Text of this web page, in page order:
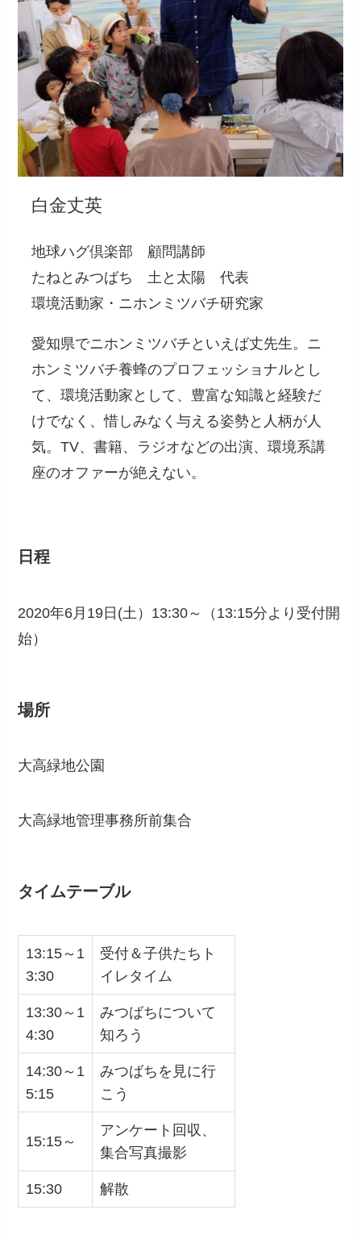
白金丈英
地球ハグ倶楽部 顧問講師
たねとみつばち 土と太陽 代表
環境活動家・ニホンミツバチ研究家
愛知県でニホンミツバチといえば丈先生。ニ
ホンミツバチ養蜂のプロフェッショナルとし
て、環境活動家として、豊富な知識と経験だ
けでなく、惜しみなく与える姿勢と人柄が人
気。TV、書籍、ラジオなどの出演、環境系講
座のオファーが絶えない。
日程
2020年6月19日(土）13:30～（13:15分より受付開
始）
場所
大高緑地公園
大高緑地管理事務所前集合
タイムテーブル
13:15～1
3:30
受付＆子供たちト
イレタイム
13:30～1
4:30
みつばちについて
知ろう
14:30～1
5:15
みつばちを見に行
こう
15:15～
アンケート回収、
集合写真撮影
15:30 解散